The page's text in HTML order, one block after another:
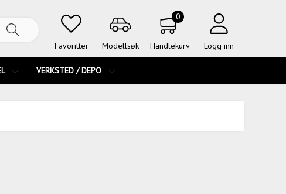
Favoritter Modellsøk
0
Handlekurv Logg inn
VERKSTED / DEPO